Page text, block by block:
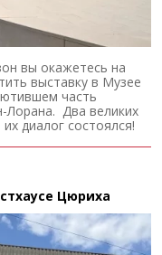
вы окажетесь на
выставку в Музее
часть
Лорана. Два великих
диалог состоялся!
Цюриха